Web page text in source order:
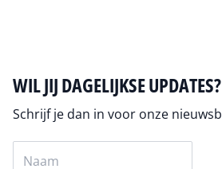
WIL JIJ DAGELIJKSE UPDATES?
Schrijf je dan in voor onze